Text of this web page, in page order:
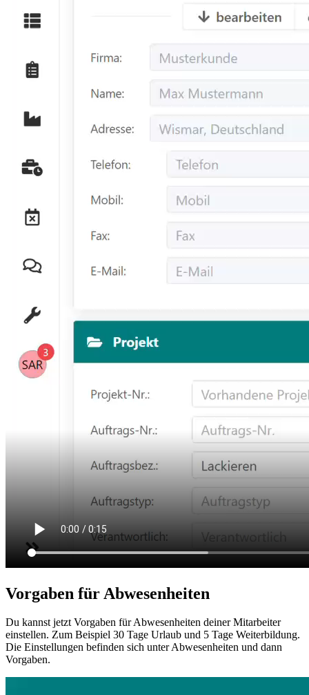
Vorgaben für Abwesenheiten
Du kannst jetzt Vorgaben für Abwesenheiten deiner Mitarbeiter
einstellen. Zum Beispiel 30 Tage Urlaub und 5 Tage Weiterbildung.
Die Einstellungen befinden sich unter Abwesenheiten und dann
Vorgaben.